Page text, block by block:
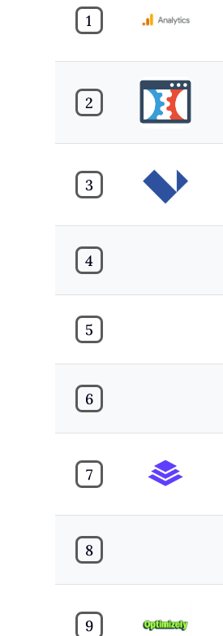
1
2
3
4
5
6
7
8
9